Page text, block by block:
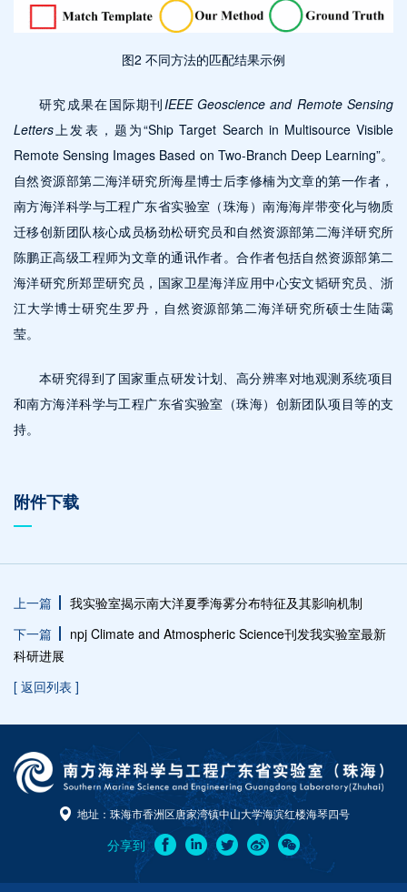
图2 不同方法的匹配结果示例
研究成果在国际期刊IEEE Geoscience and Remote Sensing
Letters上发表，题为“Ship Target Search in Multisource Visible
Remote Sensing Images Based on Two-Branch Deep Learning”。
自然资源部第二海洋研究所海星博士后李修楠为文章的第一作者，
南方海洋科学与工程广东省实验室（珠海）南海海岸带变化与物质
迁移创新团队核心成员杨劲松研究员和自然资源部第二海洋研究所
陈鹏正高级工程师为文章的通讯作者。合作者包括自然资源部第二
海洋研究所郑罡研究员，国家卫星海洋应用中心安文韬研究员、浙
江大学博士研究生罗丹，自然资源部第二海洋研究所硕士生陆霭
莹。
本研究得到了国家重点研发计划、高分辨率对地观测系统项目
和南方海洋科学与工程广东省实验室（珠海）创新团队项目等的支
持。
附件下载
上一篇
我实验室揭示南大洋夏季海雾分布特征及其影响机制
下一篇
npj Climate and Atmospheric Science刊发我实验室最新
科研进展
[ 返回列表 ]
地址：珠海市香洲区唐家湾镇中山大学海滨红楼海琴四号
分享到